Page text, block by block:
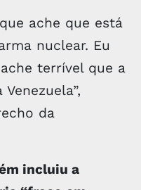
ache que está
nuclear. Eu
terrível que a
da
incluiu a